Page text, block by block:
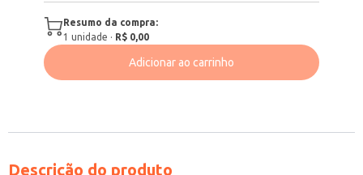
Resumo da compra:
1 unidade · R$ 0,00
Adicionar ao carrinho
Descrição do produto